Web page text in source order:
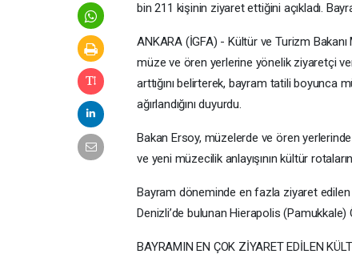
bin 211 kişinin ziyaret ettiğini açıkladı.
ANKARA (İGFA) - Kültür ve Turizm
müze ve ören yerlerine yönelik ziyaretçi
arttığını belirterek, bayram tatili boyunca
ağırlandığını duyurdu.
Bakan Ersoy, müzelerde ve ören
ve yeni müzecilik anlayışının kültür
Bayram döneminde en fazla ziyaret edilen
Denizli’de bulunan Hierapolis
BAYRAMIN EN ÇOK ZİYARET EDİLEN